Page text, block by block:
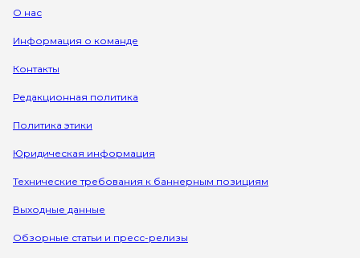
О нас
Информация о команде
Контакты
Редакционная политика
Политика этики
Юридическая информация
Технические требования к баннерным позициям
Выходные данные
Обзорные статьи и пресс-релизы